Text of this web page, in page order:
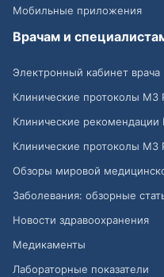
Мобильные приложения
Врачам и
Электронный кабинет врача
Клинические протоколы МЗ
Клинические рекомендации
Клинические протоколы МЗ
Обзоры мировой
Заболевания: обзорные
Новости здравоохранения
Медикаменты
Лабораторные показатели